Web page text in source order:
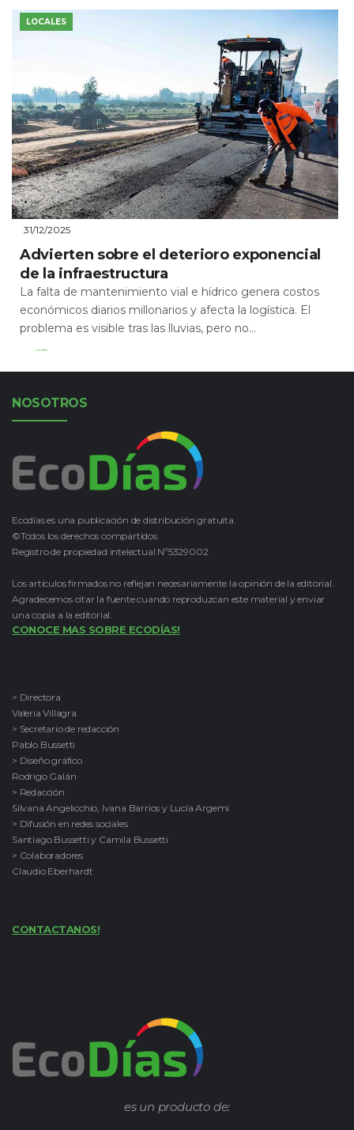
LOCALES
31/12/2025
Advierten sobre el deterioro exponencial
de la infraestructura
La falta de mantenimiento vial e hídrico genera costos
económicos diarios millonarios y afecta la logística. El
problema es visible tras las lluvias, pero no...
Leer Más
NOSOTROS
Ecodías es una publicación de distribución gratuita.
©Todos los derechos compartidos.
Registro de propiedad intelectual Nº5329002
Los artículos firmados no reflejan necesariamente la opinión de la editorial.
Agradecemos citar la fuente cuando reproduzcan este material y enviar
una copia a la editorial.
CONOCE MAS SOBRE ECODÍAS!
> Directora
Valeria Villagra
> Secretario de redacción
Pablo Bussetti
> Diseño gráfico
Rodrigo Galán
> Redacción
Silvana Angelicchio, Ivana Barrios y Lucía Argemi
> Difusión en redes sociales
Santiago Bussetti y Camila Bussetti
> Colaboradores
Claudio Eberhardt
CONTACTANOS!
es un producto de: